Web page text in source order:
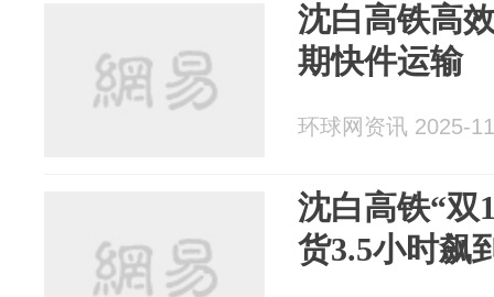
沈白高铁高
期快件运输
环球网资讯 2025-
沈白高铁“双
货3.5小时飙